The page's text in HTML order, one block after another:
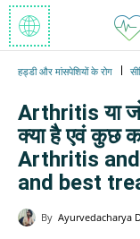
हड्डी और मांसपेशियों के रोग
Arthritis या
क्या है एवं कुछ
Arthritis
and best
By Ayurvedacharya